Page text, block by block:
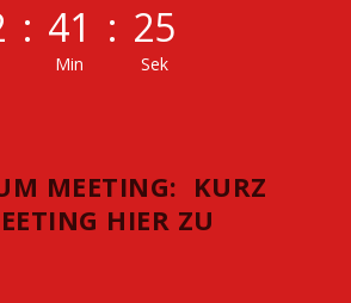
: 41
Min
: 25
Sek
MEETING: KURZ
HIER ZU